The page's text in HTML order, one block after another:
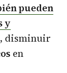
pueden
y
disminuir
en